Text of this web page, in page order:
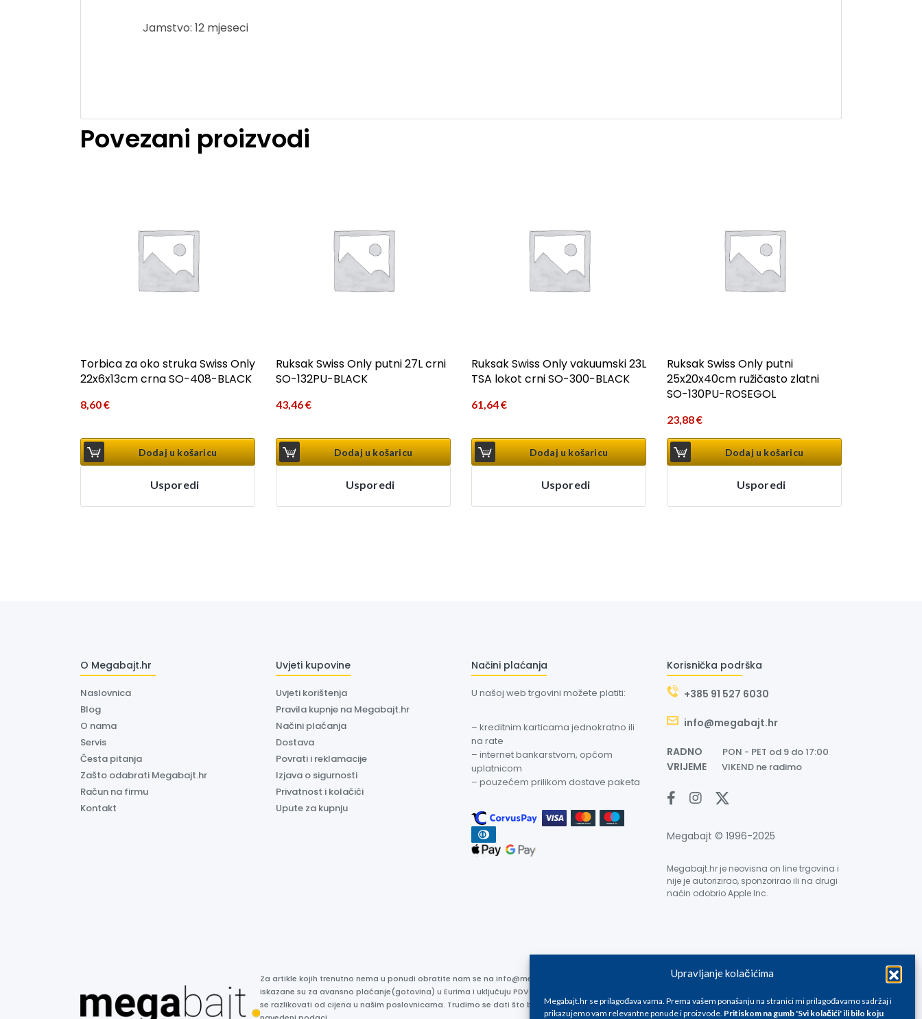
Upravljanje kolačićima
Megabajt.hr se prilagođava vama. Prema vašem ponašanju na stranici mi prilagođavamo sadržaj i
prikazujemo vam relevantne ponude i proizvode. Pritiskom na gumb 'Svi kolačići' ili bilo koju
Jamstvo: 12 mjeseci
Povezani proizvodi
Torbica za oko struka Swiss Only
22x6x13cm crna SO-408-BLACK
8,60€
Dodaj u košaricu
Usporedi
Ruksak Swiss Only putni 27L crni
SO-132PU-BLACK
43,46€
Dodaj u košaricu
Usporedi
Ruksak Swiss Only vakuumski 23L
TSA lokot crni SO-300-BLACK
61,64€
Dodaj u košaricu
Usporedi
Ruksak Swiss Only putni
25x20x40cm ružičasto zlatni
SO-130PU-ROSEGOL
23,88€
Dodaj u košaricu
Usporedi
O Megabajt.hr
Naslovnica
Blog
O nama
Servis
Česta pitanja
Zašto odabrati Megabajt.hr
Račun na firmu
Kontakt
Uvjeti kupovine
Uvjeti korištenja
Pravila kupnje na Megabajt.hr
Načini plaćanja
Dostava
Povrati i reklamacije
Izjava o sigurnosti
Privatnost i kolačići
Upute za kupnju
Načini plaćanja
U našoj web trgovini možete platiti:
– kreditnim karticama jednokratno ili
na rate
– internet bankarstvom, općom
uplatnicom
– pouzećem prilikom dostave paketa
Korisnička podrška
+385 91 527 6030
info@megabajt.hr
RADNO PON - PET od 9 do 17:00
VRIJEME VIKEND ne radimo
Megabajt © 1996-2025
Megabajt.hr je neovisna on line trgovina i
nije je autorizirao, sponzorirao ili na drugi
način odobrio Apple Inc.
Za artikle kojih trenutno nema u ponudi obratite nam se na info@megabajt.hr. Sve cijene su informativnog karaktera i podložne su promjenama, a
iskazane su za avansno plaćanje(gotovina) u Eurima i uključuju PDV. Sve cijene su iskazane isključivo za kupovinu putem webshop-a i mogu
se razlikovati od cijena u našim poslovnicama. Trudimo se dati što bolji i točniji opis i sliku. Unatoč tome, ne možemo garantirati da su svi